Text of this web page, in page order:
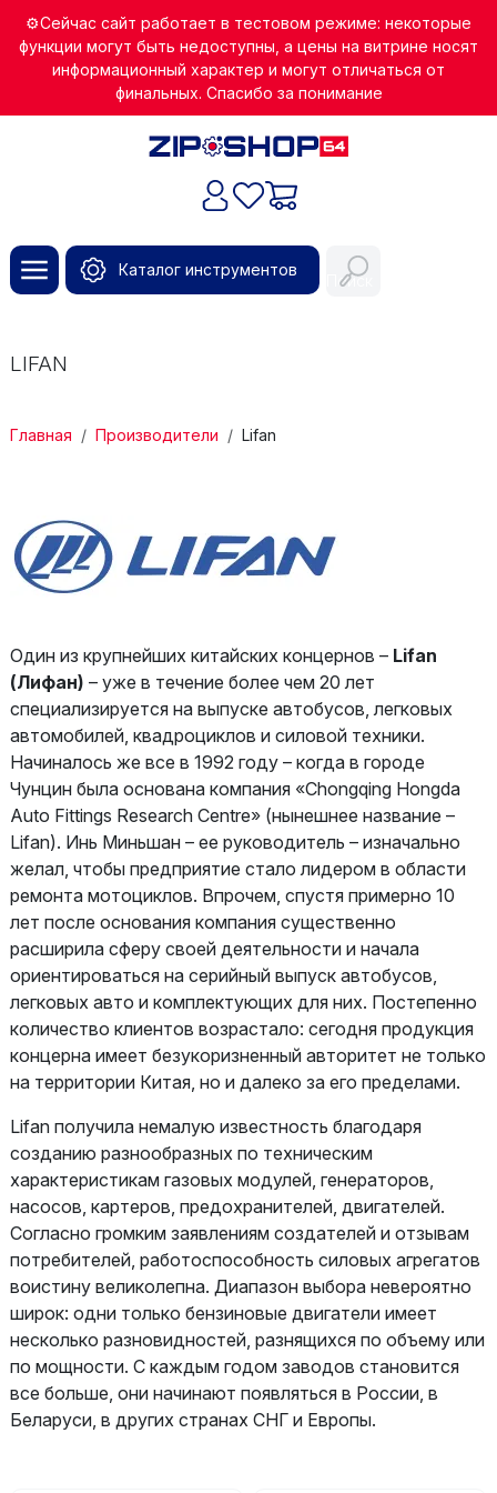
⚙️Сейчас сайт работает в тестовом режиме: некоторые
функции могут быть недоступны, а цены на витрине носят
информационный характер и могут отличаться от
финальных. Спасибо за понимание
Каталог инструментов
Поиск
LIFAN
Главная Производители Lifan
Один из крупнейших китайских концернов – Lifan
(Лифан) – уже в течение более чем 20 лет
специализируется на выпуске автобусов, легковых
автомобилей, квадроциклов и силовой техники.
Начиналось же все в 1992 году – когда в городе
Чунцин была основана компания «Chongqing Hongda
Auto Fittings Research Centre» (нынешнее название –
Lifan). Инь Миньшан – ее руководитель – изначально
желал, чтобы предприятие стало лидером в области
ремонта мотоциклов. Впрочем, спустя примерно 10
лет после основания компания существенно
расширила сферу своей деятельности и начала
ориентироваться на серийный выпуск автобусов,
легковых авто и комплектующих для них. Постепенно
количество клиентов возрастало: сегодня продукция
концерна имеет безукоризненный авторитет не только
на территории Китая, но и далеко за его пределами.
Lifan получила немалую известность благодаря
созданию разнообразных по техническим
характеристикам газовых модулей, генераторов,
насосов, картеров, предохранителей, двигателей.
Согласно громким заявлениям создателей и отзывам
потребителей, работоспособность силовых агрегатов
воистину великолепна. Диапазон выбора невероятно
широк: одни только бензиновые двигатели имеет
несколько разновидностей, разнящихся по объему или
по мощности. С каждым годом заводов становится
все больше, они начинают появляться в России, в
Беларуси, в других странах СНГ и Европы.